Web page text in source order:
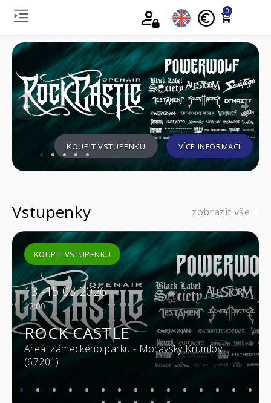
0
KOUPIT VSTUPENKU VÍCE INFORMACÍ
Previous
Vstupenky zobrazit vše
KOUPIT VSTUPENKU
13.-15.08.2026
12:00
ROCK CASTLE
Areál zámeckého parku - Moravský Krumlov
(67201)